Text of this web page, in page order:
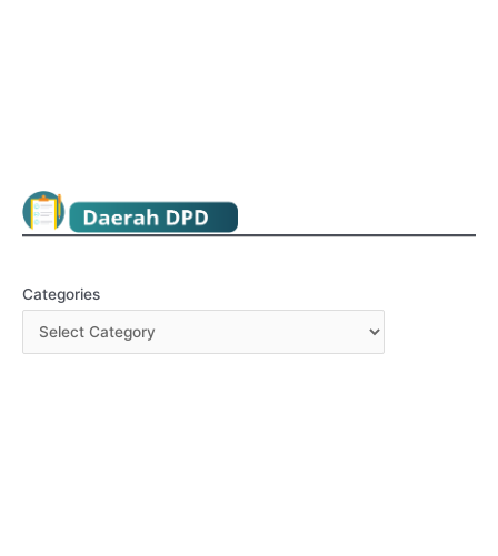
Categories